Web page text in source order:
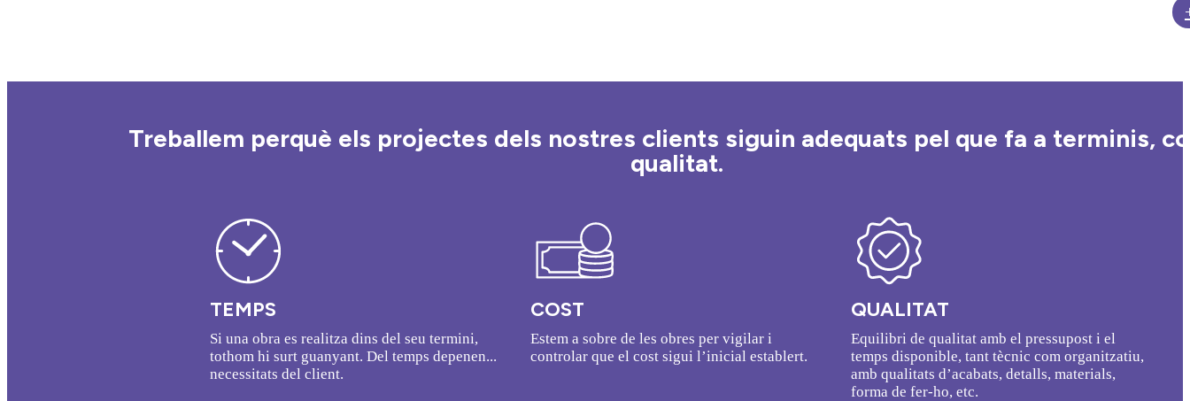
Treballem perquè els projectes dels nostres clients siguin adequats pel que fa a terminis,
qualitat.
TEMPS
Si una obra es realitza dins del seu termini,
tothom hi surt guanyant. Del temps depenen...
necessitats del client.
COST
Estem a sobre de les obres per vigilar i
controlar que el cost sigui l’inicial establert.
QUALITAT
Equilibri de qualitat amb el pressupost i el
temps disponible, tant tècnic com organitzatiu,
amb qualitats d’acabats, detalls, materials,
forma de fer-ho, etc.